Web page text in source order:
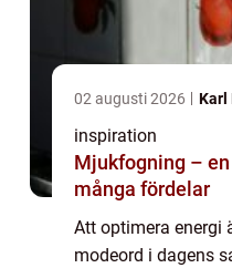
02 augusti 2026 Karl
inspiration
Mjukfogning –
många fördelar
Att optimera energi
modeord i dagens